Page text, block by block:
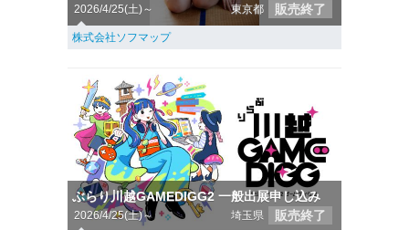
2026/4/25(土)～ 東京都 販売終了
株式会社ソフマップ
ぶらり川越GAMEDIGG2 一般出展申し込み
2026/4/25(土)～ 埼玉県 販売終了